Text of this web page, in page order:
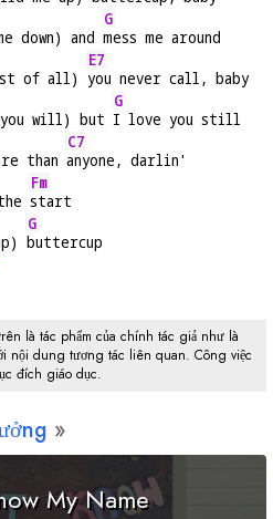
down) and
G
mess me around
of all)
E7
you never call, baby
will) but
G
I love you still
than
C7
anyone, darlin'
Fm
start
G
buttercup
là tác phẩm của chính tác giả như là
nội dung tương tác liên quan. Công việc
đích giáo dục.
My Name